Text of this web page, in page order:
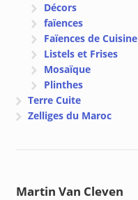
Décors
faïences
Faïences de Cuisine
Listels et Frises
Mosaïque
Plinthes
Terre Cuite
Zelliges du Maroc
Martin Van Cleven